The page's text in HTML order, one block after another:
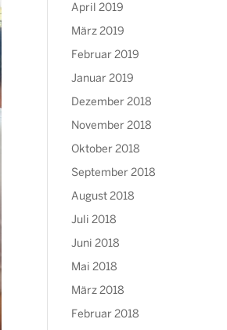
April 2019
März 2019
Februar 2019
Januar 2019
Dezember 2018
November 2018
Oktober 2018
September 2018
August 2018
Juli 2018
Juni 2018
Mai 2018
März 2018
Februar 2018